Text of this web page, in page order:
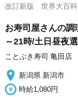
改訂新版 世界大百
お寿司屋さんの
～21時/土日昼夜
ことぶき寿司 亀田店
新潟県 新潟市
時給1,080円